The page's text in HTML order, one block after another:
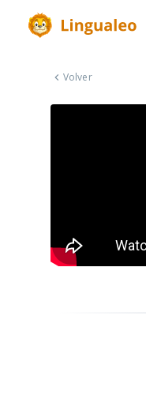
Volver